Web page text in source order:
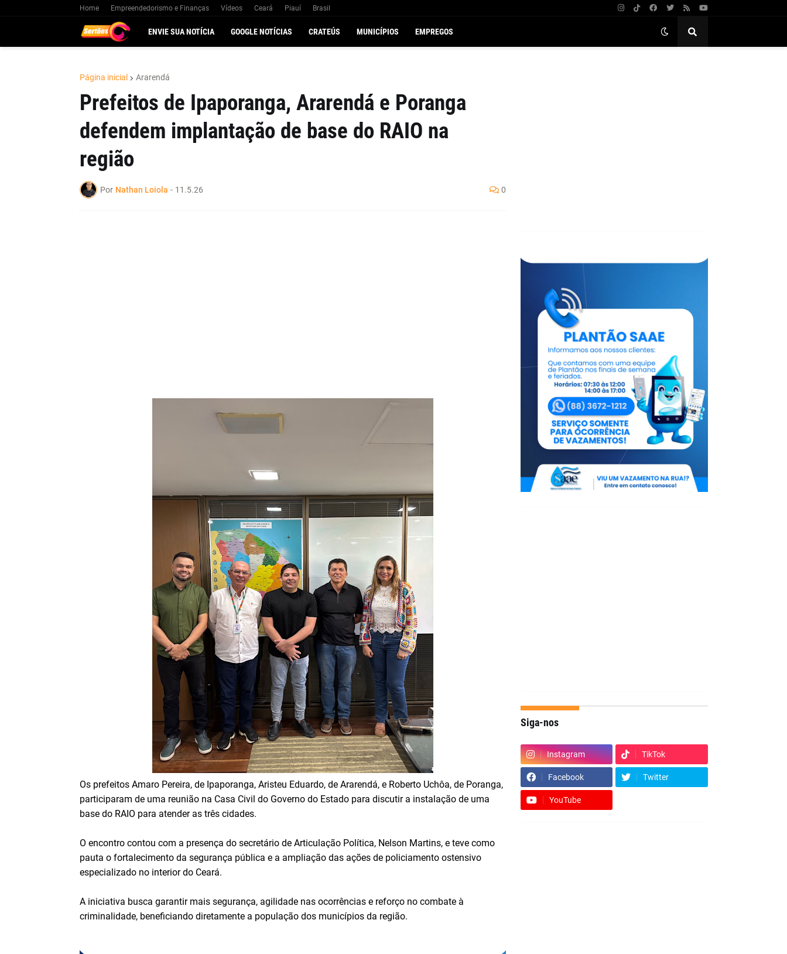
Home Empreendedorismo e Finanças Vídeos Ceará Piauí Brasil
ENVIE SUA NOTÍCIA GOOGLE NOTÍCIAS CRATEÚS MUNICÍPIOS EMPREGOS
Página inicial Ararendá
Prefeitos de Ipaporanga, Ararendá e Poranga
defendem implantação de base do RAIO na
região
Por Nathan Loiola - 11.5.26 0
Os prefeitos Amaro Pereira, de Ipaporanga, Aristeu Eduardo, de Ararendá, e Roberto Uchôa, de Poranga,
participaram de uma reunião na Casa Civil do Governo do Estado para discutir a instalação de uma
base do RAIO para atender as três cidades.
O encontro contou com a presença do secretário de Articulação Política, Nelson Martins, e teve como
pauta o fortalecimento da segurança pública e a ampliação das ações de policiamento ostensivo
especializado no interior do Ceará.
A iniciativa busca garantir mais segurança, agilidade nas ocorrências e reforço no combate à
criminalidade, beneficiando diretamente a população dos municípios da região.
Siga-nos
Instagram TikTok
Facebook Twitter
YouTube